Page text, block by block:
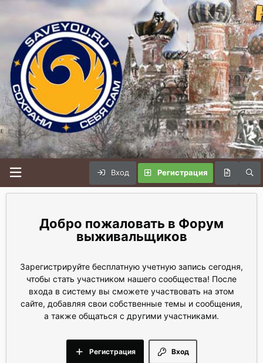
Вход Регистрация
Форум
выживальщиков
Зарегистрируйте бесплатную учетную запись сегодня,
чтобы стать участником нашего сообщества! После
входа в систему вы сможете участвовать на этом
сайте, добавляя свои собственные темы и сообщения,
а также общаться с другими участниками.
Вход
Регистрация